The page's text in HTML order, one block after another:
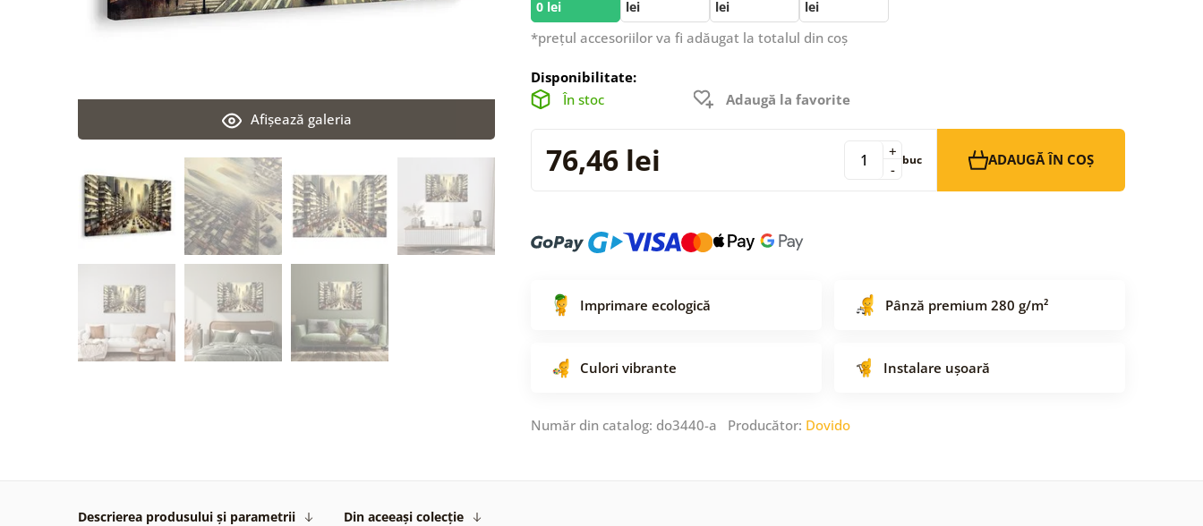
Afişează galeria
0 lei
lei
lei
lei
*prețul accesoriilor va fi adăugat la totalul din coș
Disponibilitate:
În stoc
Adaugă la favorite
76,46 lei -
+ buc ADAUGĂ ÎN COȘ
Imprimare ecologică Pânză premium 280 g/m²
Culori vibrante Instalare ușoară
Număr din catalog: do3440-a Producător: Dovido
Descrierea produsului și parametrii Din aceeași colecție